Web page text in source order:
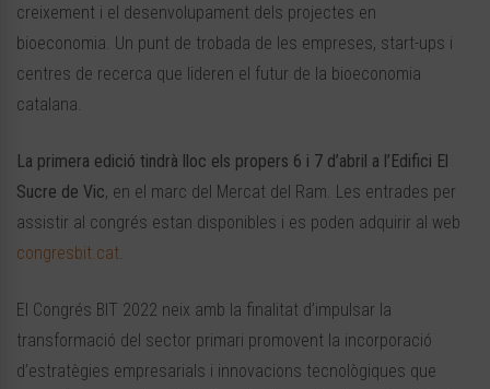
creixement i el desenvolupament dels projectes en
bioeconomia. Un punt de trobada de les empreses, start-ups i
centres de recerca que lideren el futur de la bioeconomia
catalana.
La primera edició tindrà lloc els propers 6 i 7 d’abril a l’Edifici El
Sucre de Vic, en el marc del Mercat del Ram. Les entrades per
assistir al congrés estan disponibles i es poden adquirir al web
congresbit.cat
El Congrés BIT 2022 neix amb la finalitat d’impulsar la
transformació del sector primari promovent la incorporació
d’estratègies empresarials i innovacions tecnològiques que